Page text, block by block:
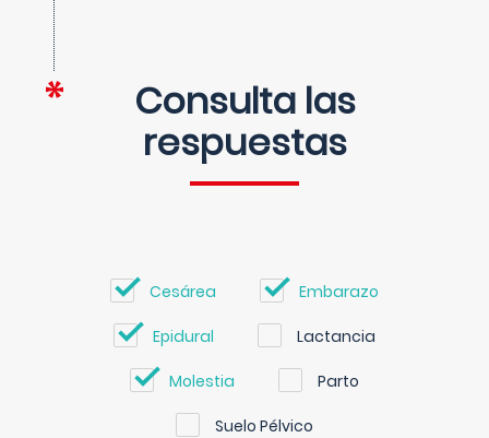
Consulta las
respuestas
Cesárea Embarazo
Epidural Lactancia
Molestia Parto
Suelo Pélvico